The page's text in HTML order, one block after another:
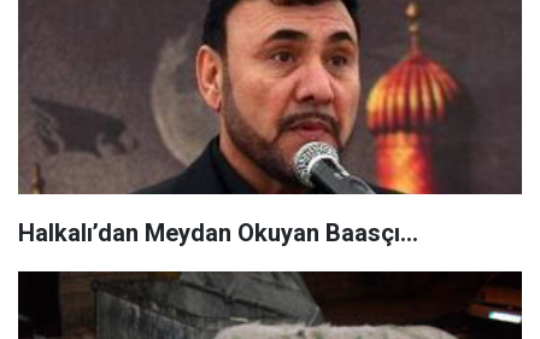
Halkalı’dan Meydan Okuyan Baasçı...